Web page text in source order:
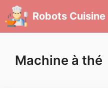
Aller
au
contenu
Robots Cuisine
Machine à thé